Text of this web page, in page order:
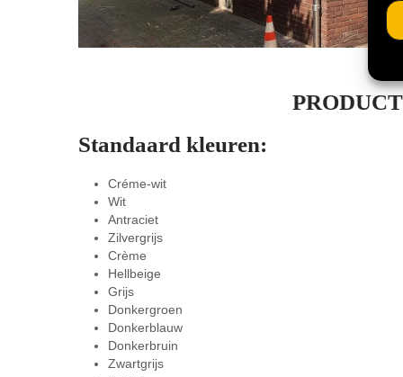
Standaard kleuren:
Créme-wit
Wit
Antraciet
Zilvergrijs
Crème
Hellbeige
Grijs
Donkergroen
Donkerblauw
Donkerbruin
Zwartgrijs